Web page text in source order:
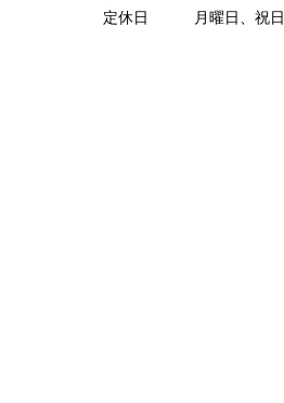
定休日 月曜日、祝日